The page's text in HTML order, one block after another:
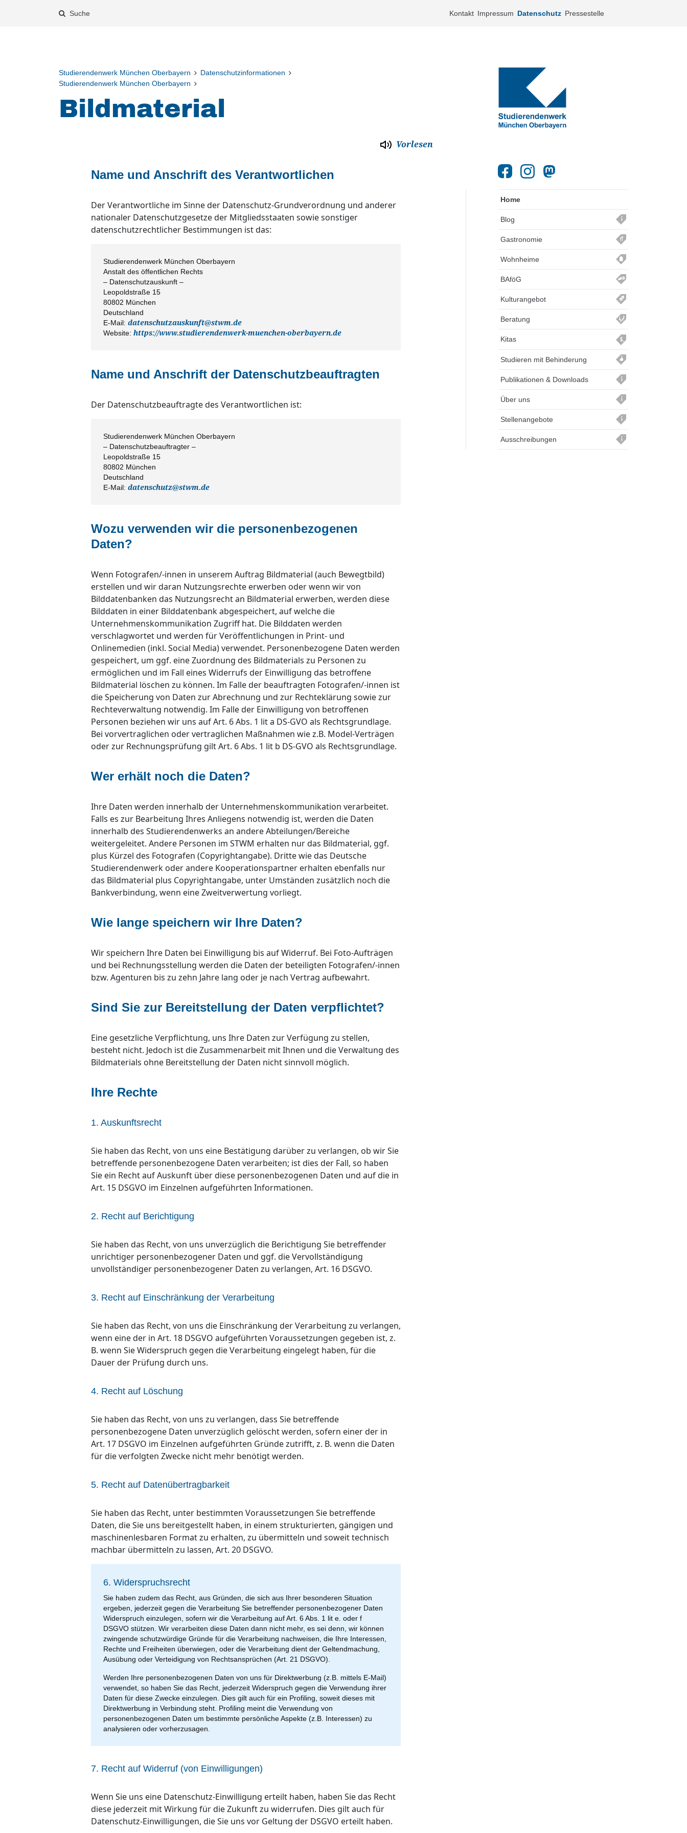
Kontakt Impressum Datenschutz Pressestelle
Suche
Studierendenwerk München Oberbayern
Datenschutzinformationen
Studierendenwerk München Oberbayern
Bildmaterial
Vorlesen
Name und Anschrift des Verantwortlichen
Der Verantwortliche im Sinne der Datenschutz-Grundverordnung und anderer
nationaler Datenschutzgesetze der Mitgliedsstaaten sowie sonstiger
datenschutzrechtlicher Bestimmungen ist das:
Studierendenwerk München Oberbayern
Anstalt des öffentlichen Rechts
– Datenschutzauskunft –
Leopoldstraße 15
80802 München
Deutschland
E-Mail: datenschutzauskunft@stwm.de
Website: https://www.studierendenwerk-muenchen-oberbayern.de
Name und Anschrift der Datenschutzbeauftragten
Der Datenschutzbeauftragte des Verantwortlichen ist:
Studierendenwerk München Oberbayern
– Datenschutzbeauftragter –
Leopoldstraße 15
80802 München
Deutschland
E-Mail: datenschutz@stwm.de
Wozu verwenden wir die personenbezogenen
Daten?
Wenn Fotografen/-innen in unserem Auftrag Bildmaterial (auch Bewegtbild)
erstellen und wir daran Nutzungsrechte erwerben oder wenn wir von
Bilddatenbanken das Nutzungsrecht an Bildmaterial erwerben, werden diese
Bilddaten in einer Bilddatenbank abgespeichert, auf welche die
Unternehmenskommunikation Zugriff hat. Die Bilddaten werden
verschlagwortet und werden für Veröffentlichungen in Print- und
Onlinemedien (inkl. Social Media) verwendet. Personenbezogene Daten werden
gespeichert, um ggf. eine Zuordnung des Bildmaterials zu Personen zu
ermöglichen und im Fall eines Widerrufs der Einwilligung das betroffene
Bildmaterial löschen zu können. Im Falle der beauftragten Fotografen/-innen ist
die Speicherung von Daten zur Abrechnung und zur Rechteklärung sowie zur
Rechteverwaltung notwendig. Im Falle der Einwilligung von betroffenen
Personen beziehen wir uns auf Art. 6 Abs. 1 lit a DS-GVO als Rechtsgrundlage.
Bei vorvertraglichen oder vertraglichen Maßnahmen wie z.B. Model-Verträgen
oder zur Rechnungsprüfung gilt Art. 6 Abs. 1 lit b DS-GVO als Rechtsgrundlage.
Wer erhält noch die Daten?
Ihre Daten werden innerhalb der Unternehmenskommunikation verarbeitet.
Falls es zur Bearbeitung Ihres Anliegens notwendig ist, werden die Daten
innerhalb des Studierendenwerks an andere Abteilungen/Bereiche
weitergeleitet. Andere Personen im STWM erhalten nur das Bildmaterial, ggf.
plus Kürzel des Fotografen (Copyrightangabe). Dritte wie das Deutsche
Studierendenwerk oder andere Kooperationspartner erhalten ebenfalls nur
das Bildmaterial plus Copyrightangabe, unter Umständen zusätzlich noch die
Bankverbindung, wenn eine Zweitverwertung vorliegt.
Wie lange speichern wir Ihre Daten?
Wir speichern Ihre Daten bei Einwilligung bis auf Widerruf. Bei Foto-Aufträgen
und bei Rechnungsstellung werden die Daten der beteiligten Fotografen/-innen
bzw. Agenturen bis zu zehn Jahre lang oder je nach Vertrag aufbewahrt.
Sind Sie zur Bereitstellung der Daten verpflichtet?
Eine gesetzliche Verpflichtung, uns Ihre Daten zur Verfügung zu stellen,
besteht nicht. Jedoch ist die Zusammenarbeit mit Ihnen und die Verwaltung des
Bildmaterials ohne Bereitstellung der Daten nicht sinnvoll möglich.
Ihre Rechte
1. Auskunftsrecht
Sie haben das Recht, von uns eine Bestätigung darüber zu verlangen, ob wir Sie
betreffende personenbezogene Daten verarbeiten; ist dies der Fall, so haben
Sie ein Recht auf Auskunft über diese personenbezogenen Daten und auf die in
Art. 15 DSGVO im Einzelnen aufgeführten Informationen.
2. Recht auf Berichtigung
Sie haben das Recht, von uns unverzüglich die Berichtigung Sie betreffender
unrichtiger personenbezogener Daten und ggf. die Vervollständigung
unvollständiger personenbezogener Daten zu verlangen, Art. 16 DSGVO.
3. Recht auf Einschränkung der Verarbeitung
Sie haben das Recht, von uns die Einschränkung der Verarbeitung zu verlangen,
wenn eine der in Art. 18 DSGVO aufgeführten Voraussetzungen gegeben ist, z.
B. wenn Sie Widerspruch gegen die Verarbeitung eingelegt haben, für die
Dauer der Prüfung durch uns.
4. Recht auf Löschung
Sie haben das Recht, von uns zu verlangen, dass Sie betreffende
personenbezogene Daten unverzüglich gelöscht werden, sofern einer der in
Art. 17 DSGVO im Einzelnen aufgeführten Gründe zutrifft, z. B. wenn die Daten
für die verfolgten Zwecke nicht mehr benötigt werden.
5. Recht auf Datenübertragbarkeit
Sie haben das Recht, unter bestimmten Voraussetzungen Sie betreffende
Daten, die Sie uns bereitgestellt haben, in einem strukturierten, gängigen und
maschinenlesbaren Format zu erhalten, zu übermitteln und soweit technisch
machbar übermitteln zu lassen, Art. 20 DSGVO.
6. Widerspruchsrecht
Sie haben zudem das Recht, aus Gründen, die sich aus Ihrer besonderen Situation
ergeben, jederzeit gegen die Verarbeitung Sie betreffender personenbezogener Daten
Widerspruch einzulegen, sofern wir die Verarbeitung auf Art. 6 Abs. 1 lit e. oder f
DSGVO stützen. Wir verarbeiten diese Daten dann nicht mehr, es sei denn, wir können
zwingende schutzwürdige Gründe für die Verarbeitung nachweisen, die Ihre Interessen,
Rechte und Freiheiten überwiegen, oder die Verarbeitung dient der Geltendmachung,
Ausübung oder Verteidigung von Rechtsansprüchen (Art. 21 DSGVO).
Werden Ihre personenbezogenen Daten von uns für Direktwerbung (z.B. mittels E-Mail)
verwendet, so haben Sie das Recht, jederzeit Widerspruch gegen die Verwendung ihrer
Daten für diese Zwecke einzulegen. Dies gilt auch für ein Profiling, soweit dieses mit
Direktwerbung in Verbindung steht. Profiling meint die Verwendung von
personenbezogenen Daten um bestimmte persönliche Aspekte (z.B. Interessen) zu
analysieren oder vorherzusagen.
7. Recht auf Widerruf (von Einwilligungen)
Wenn Sie uns eine Datenschutz-Einwilligung erteilt haben, haben Sie das Recht
diese jederzeit mit Wirkung für die Zukunft zu widerrufen. Dies gilt auch für
Datenschutz-Einwilligungen, die Sie uns vor Geltung der DSGVO erteilt haben.
Home
Blog
Gastronomie
Wohnheime
BAföG
Kulturangebot
Beratung
Kitas
Studieren mit Behinderung
Publikationen & Downloads
Über uns
Stellenangebote
Ausschreibungen